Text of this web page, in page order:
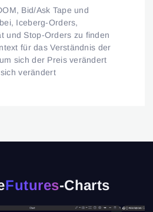
Bid/Ask Tape und
Iceberg-Orders,
und Stop-Orders zu finden
für das Verständnis der
sich der Preis verändert
verändert
Futures-Charts